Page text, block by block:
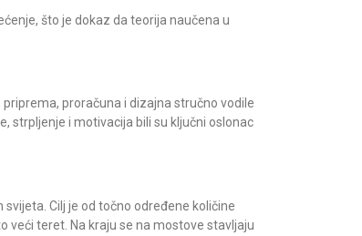
što je dokaz da teorija naučena u
proračuna i dizajna stručno vodile
strpljenje i motivacija bili su ključni oslonac
Cilj je od točno određene količine
veći teret. Na kraju se na mostove stavljaju